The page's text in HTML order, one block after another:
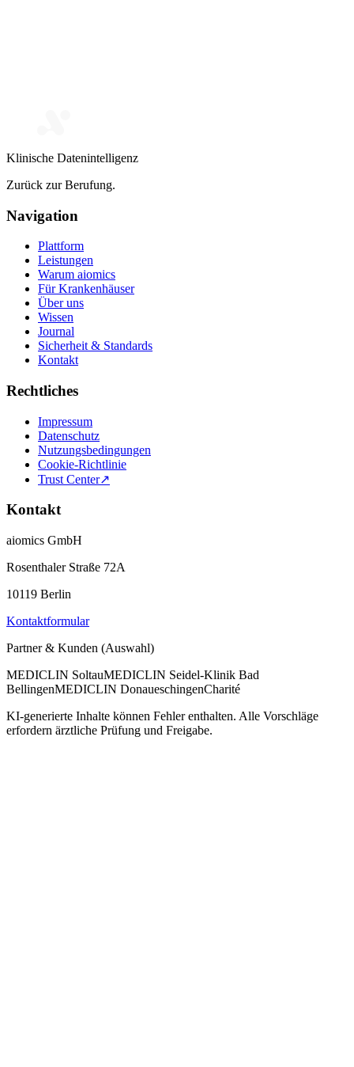
Klinische Datenintelligenz
Zurück zur Berufung.
Navigation
Plattform
Leistungen
Warum aiomics
Für Krankenhäuser
Über uns
Wissen
Journal
Sicherheit & Standards
Kontakt
Rechtliches
Impressum
Datenschutz
Nutzungsbedingungen
Cookie-Richtlinie
Trust Center↗
Kontakt
aiomics GmbH
Rosenthaler Straße 72A
10119 Berlin
Kontaktformular
Partner & Kunden (Auswahl)
MEDICLIN SoltauMEDICLIN Seidel-Klinik Bad
BellingenMEDICLIN DonaueschingenCharité
KI-generierte Inhalte können Fehler enthalten. Alle Vorschläge
erfordern ärztliche Prüfung und Freigabe.